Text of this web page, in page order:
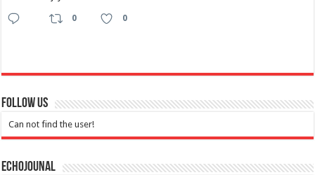
0 0
Follow Us
Can not find the user!
Echojounal